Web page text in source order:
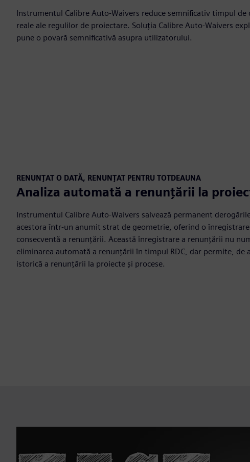
Instrumentul Calibre Auto-Waivers reduce semnificativ timpul
reale ale regulilor de proiectare. Soluția Calibre Auto-Waivers
pune o povară semnificativă asupra utilizatorului.
RENUNȚAT O DATĂ, RENUNȚAT PENTRU TOTDEAUNA
Analiza automată a renunțării la
Instrumentul Calibre Auto-Waivers salvează permanent
acestora într-un anumit strat de geometrie, oferind o
consecventă a renunțării. Această înregistrare a renunțării nu
eliminarea automată a renunțării în timpul RDC, dar permite, de
istorică a renunțării la proiecte și procese.